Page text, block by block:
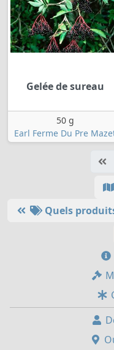
Gelée de sureau
50 g
Earl Ferme Du Pre
Quels